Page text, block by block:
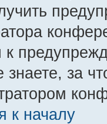
к
за
к началу